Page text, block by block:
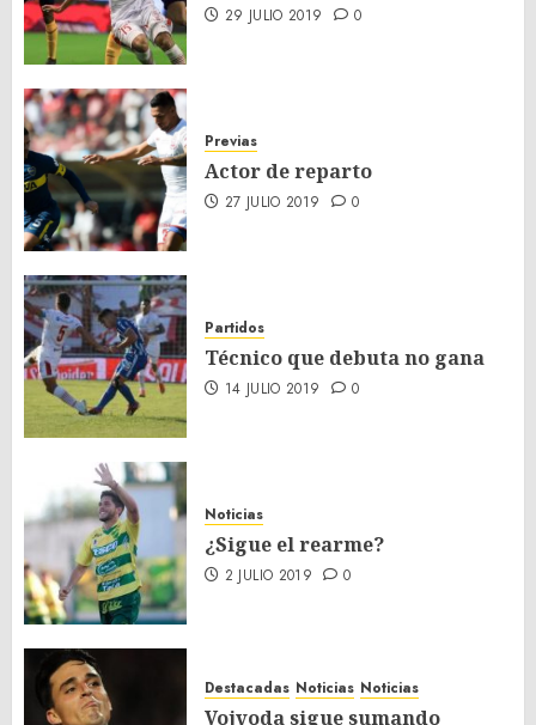
29 JULIO 2019 0
Previas
Actor de reparto
27 JULIO 2019 0
Partidos
Técnico que debuta no gana
14 JULIO 2019 0
Noticias
¿Sigue el rearme?
2 JULIO 2019 0
Destacadas Noticias Noticias
Vojvoda sigue sumando